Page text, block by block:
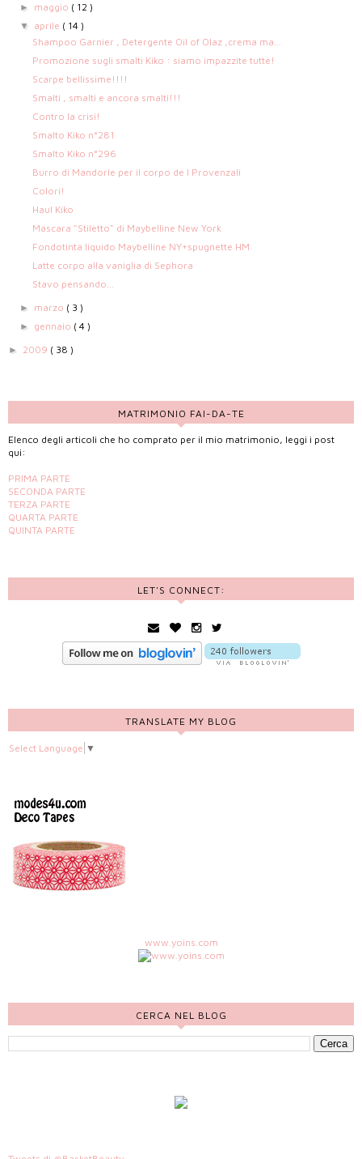
► maggio ( 12 )
▼ aprile ( 14 )
Shampoo Garnier , Detergente Oil of Olaz ,crema ma...
Promozione sugli smalti Kiko : siamo impazzite tutte!
Scarpe bellissime!!!!
Smalti , smalti e ancora smalti!!!
Contro la crisi!
Smalto Kiko n°281
Smalto Kiko n°296
Burro di Mandorle per il corpo de I Provenzali
Colori!
Haul Kiko
Mascara "Stiletto" di Maybelline New York
Fondotinta liquido Maybelline NY+spugnette HM
Latte corpo alla vaniglia di Sephora
Stavo pensando...
► marzo ( 3 )
► gennaio ( 4 )
► 2009 ( 38 )
MATRIMONIO FAI-DA-TE
Elenco degli articoli che ho comprato per il mio matrimonio, leggi i post
qui:
PRIMA PARTE
SECONDA PARTE
TERZA PARTE
QUARTA PARTE
QUINTA PARTE
LET'S CONNECT:
TRANSLATE MY BLOG
Select Language ▼
www.yoins.com
CERCA NEL BLOG